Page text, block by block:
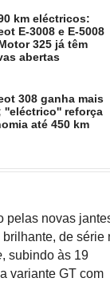
km eléctricos:
E-3008 e E-5008
325 já têm
abertas
308 ganha mais
''eléctrico'' reforça
até 450 km
pelas novas
de série
, subindo às 19
variante GT com